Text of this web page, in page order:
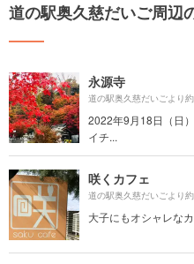
道の駅奥久慈だいご周辺
永源寺
道の駅奥久慈だいごより約
2022年9月18日（日
イチ...
咲くカフェ
道の駅奥久慈だいごより約
大子にもオシャレな